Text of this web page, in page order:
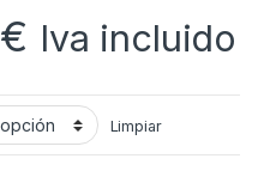
€ Rango de
Iva incluido
Limpiar